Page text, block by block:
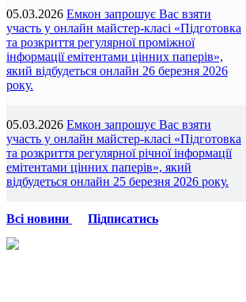
05.03.2026 Емкон запрошує Вас взяти
участь у онлайн майстер-класі «Підготовка
та розкриття регулярної проміжної
інформації емітентами цінних паперів»,
який відбудеться онлайн 26 березня 2026
року.
05.03.2026 Емкон запрошує Вас взяти
участь у онлайн майстер-класі «Підготовка
та розкриття регулярної річної інформації
емітентами цінних паперів», який
відбудеться онлайн 25 березня 2026 року.
Всі новини Підписатись